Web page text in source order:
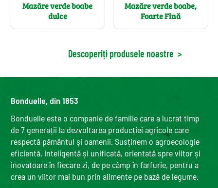
Mazăre verde boabe
dulce
Mazăre verde boabe,
Foarte Fină
Descoperiți produsele noastre >
Bonduelle, din 1853
Bonduelle este o companie de familie care a lucrat timp
de 7 generații la dezvoltarea producției agricole care
respectă pământul și oamenii. Susținem o agroecologie
eficientă, inteligentă și unificată, orientată spre viitor și
inovatoare în fiecare zi, de pe câmp în farfurie, pentru a
crea un viitor mai bun prin alimente pe bază de legume.